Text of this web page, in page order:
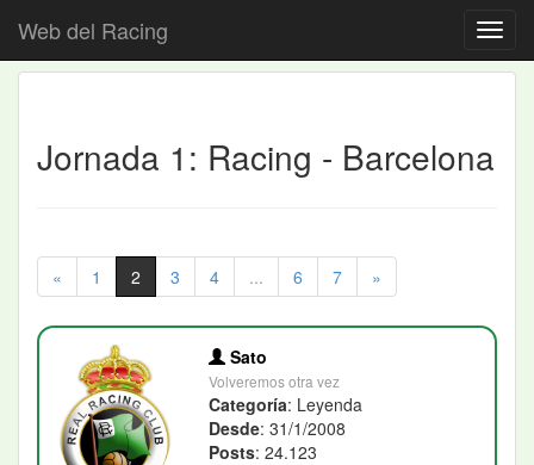
Web del Racing
Jornada 1: Racing - Barcelona
« 1 2 3 4 ... 6 7 »
Sato
Volveremos otra vez
Categoría: Leyenda
Desde: 31/1/2008
Posts: 24.123